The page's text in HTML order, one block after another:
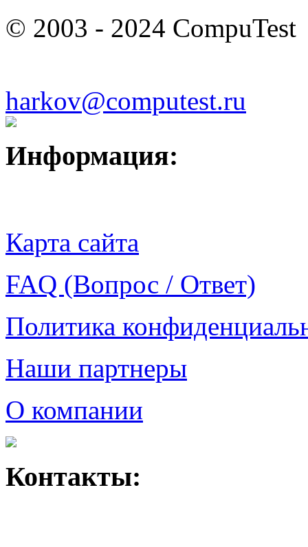
© 2003 - 2024 CompuTest
harkov@computest.ru
Информация:
Карта сайта
FAQ (Вопрос / Ответ)
Политика
Наши партнеры
О компании
Контакты: